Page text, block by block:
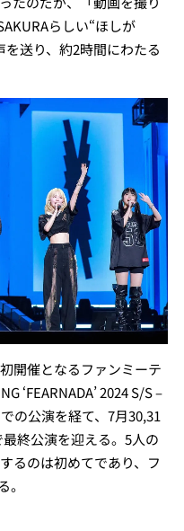
らしい“ほしが
送り、約2時間にわたる
開催となるファンミーテ
‘FEARNADA’ 2024 S/S –
の公演を経て、7月30,31
終公演を迎える。5人の
るのは初めてであり、フ
。